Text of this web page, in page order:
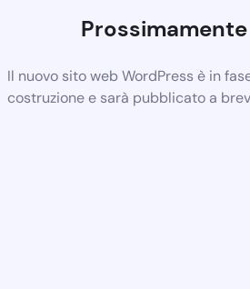
Prossimamente
Il nuovo sito web WordPress è in
costruzione e sarà pubblicato a